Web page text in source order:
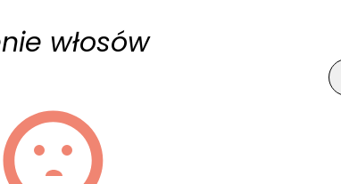
włosów